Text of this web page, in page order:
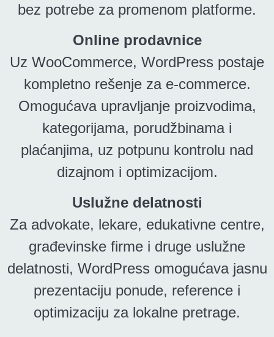
bez potrebe za promenom platforme.
Online prodavnice
Uz WooCommerce, WordPress postaje
kompletno rešenje za e-commerce.
Omogućava upravljanje proizvodima,
kategorijama, porudžbinama i
plaćanjima, uz potpunu kontrolu nad
dizajnom i optimizacijom.
Uslužne delatnosti
Za advokate, lekare, edukativne centre,
građevinske firme i druge uslužne
delatnosti, WordPress omogućava jasnu
prezentaciju ponude, reference i
optimizaciju za lokalne pretrage.